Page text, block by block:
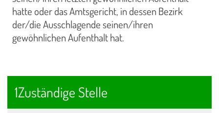
hatte oder das Amtsgericht, in dessen Bezirk
der/die Ausschlagende seinen/ihren
gewöhnlichen Aufenthalt hat.
1Zuständige Stelle